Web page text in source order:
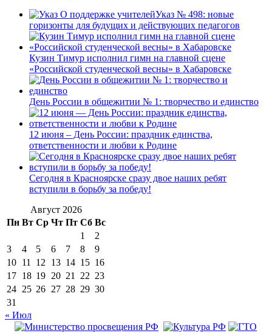
Указ № 498: новые
горизонты для будущих и действующих педагогов
Кузин Тимур исполнил гимн на главной сцене
«Российской студенческой весны» в Хабаровске
День России в общежитии № 1: творчество и единство
12 июня – День России: праздник единства,
ответственности и любви к Родине
Сегодня в Красноярске сразу двое наших ребят
вступили в борьбу за победу!
Август 2026
Пн Вт Ср Чт Пт Сб Вс
1
2
3
4 5 6 7 8
9
10 11 12 13 14 15 16
17 18 19 20 21 22 23
24 25 26 27 28 29 30
31
« Июл